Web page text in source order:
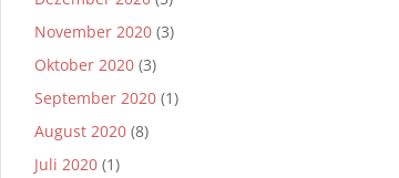
November 2020 (3)
Oktober 2020 (3)
September 2020 (1)
August 2020 (8)
Juli 2020 (1)